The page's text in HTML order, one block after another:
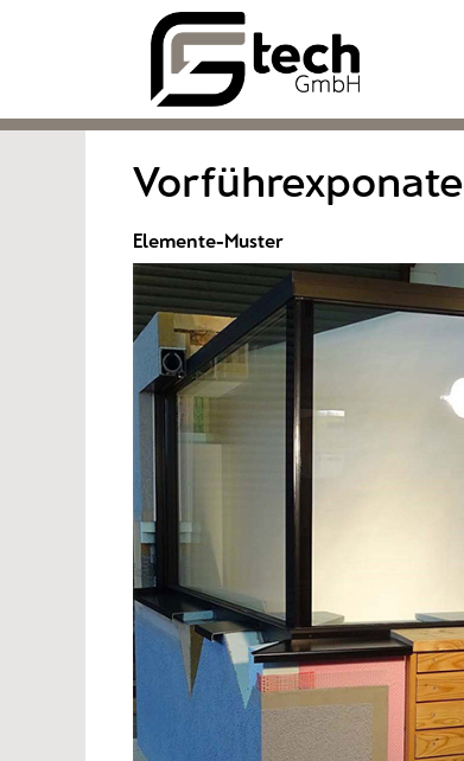
Vorführexponate
Elemente-Muster